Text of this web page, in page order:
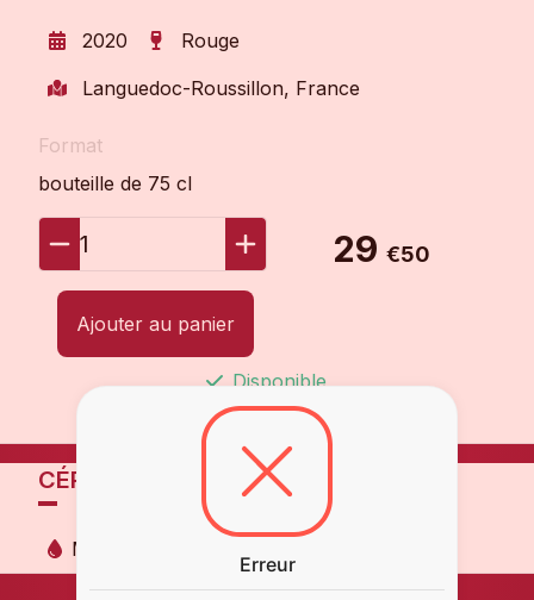
2020
Rouge
Languedoc-Roussillon, France
Format
bouteille de 75 cl
1 29 €50
Ajouter au panier
Disponible
CÉPAGES
Merlot
Erreur